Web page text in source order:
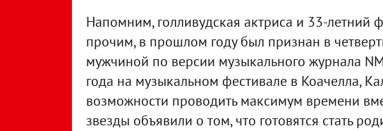
Напомним, голливудская актриса и 33-
прочим, в прошлом году был признан в
мужчиной по версии музыкального журнала
года на музыкальном фестивале в Коачелла,
возможности проводить максимум времени
звезды объявили о том, что готовятся стать